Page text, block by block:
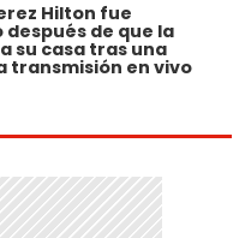
Hilton fue
de que la
su casa tras una
transmisión en vivo